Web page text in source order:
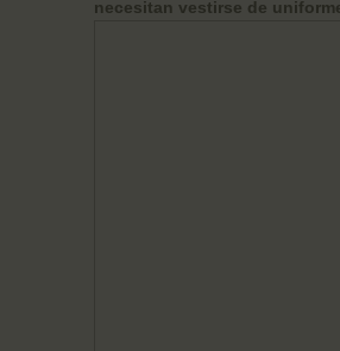
necesitan vestirse de